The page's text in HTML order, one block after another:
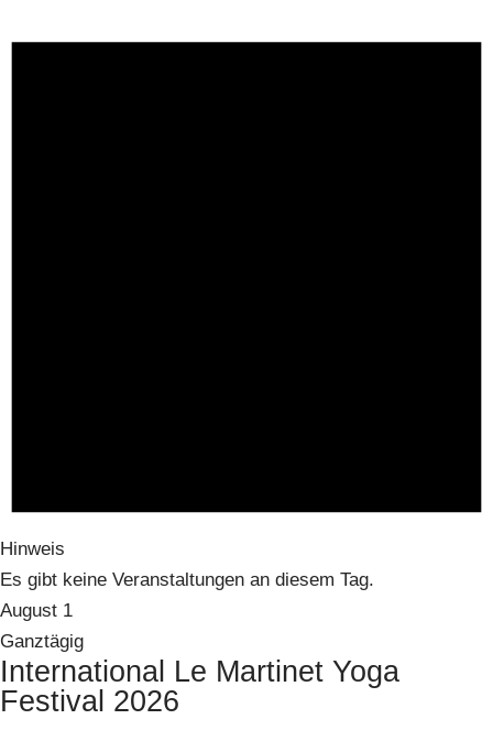
Hinweis
Es gibt keine Veranstaltungen an diesem Tag.
August 1
Ganztägig
International Le Martinet Yoga
Festival 2026